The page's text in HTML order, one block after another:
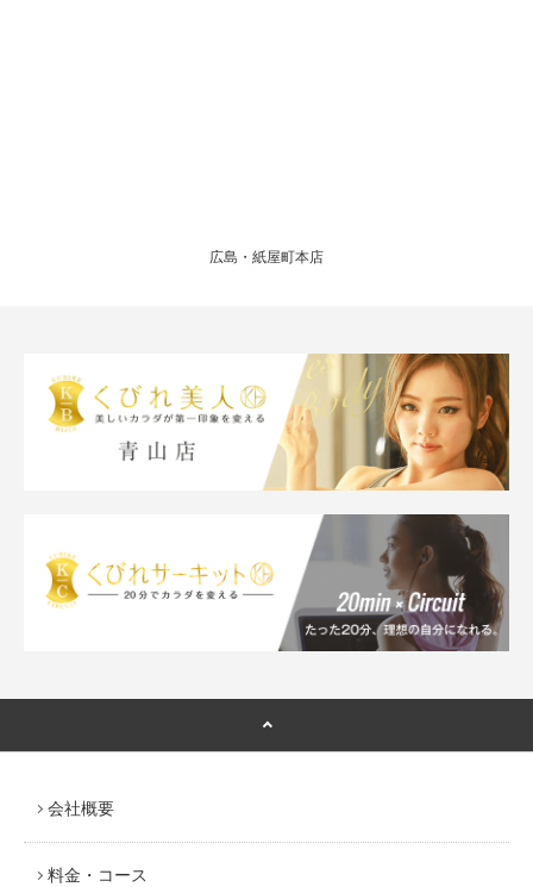
広島・紙屋町本店
会社概要
料金・コース